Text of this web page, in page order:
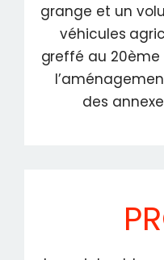
grange et un
véhicules
greffé au 20ème
des